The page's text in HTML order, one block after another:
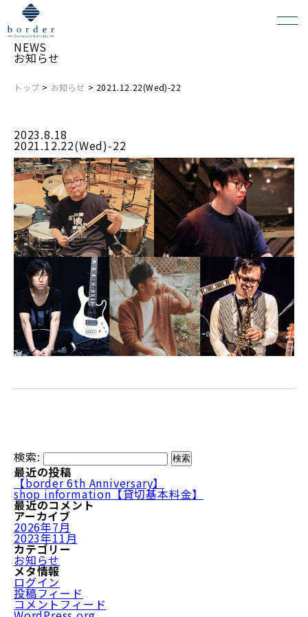
NEWS
お知らせ
トップ > お知らせ > 2021.12.22(Wed)-22
2023.8.18
2021.12.22(Wed)-22
検索:
最近の投稿
【border 6th Anniversary】
shop information【貸切基本料金】
最近のコメント
アーカイブ
2026年7月
2023年11月
カテゴリー
お知らせ
メタ情報
ログイン
投稿フィード
コメントフィード